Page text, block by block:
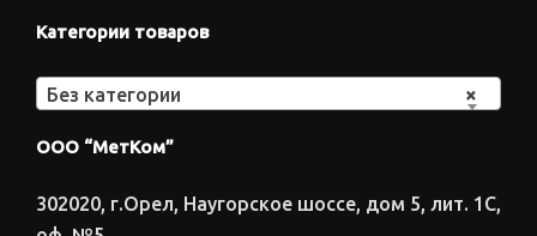
Категории товаров
×
Без категории
ООО “МетКом”
302020, г.Орел, Наугорское шоссе, дом 5, лит. 1С,